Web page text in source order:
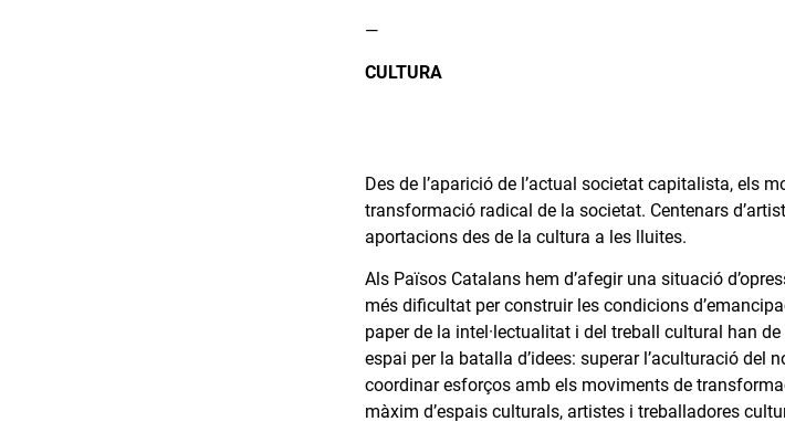
—
CULTURA
Des de l’aparició de l’actual societat capitalista, els
transformació radical de la societat. Centenars
aportacions des de la cultura a les lluites.
Als Països Catalans hem d’afegir una situació
més dificultat per construir les condicions
paper de la intel·lectualitat i del treball cultural han
espai per la batalla d’idees: superar l’aculturació
coordinar esforços amb els moviments de
màxim d’espais culturals, artistes i treballadores